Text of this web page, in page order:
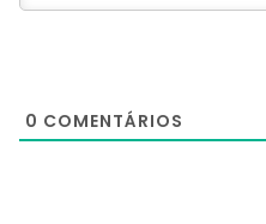
0 COMENTÁRIOS